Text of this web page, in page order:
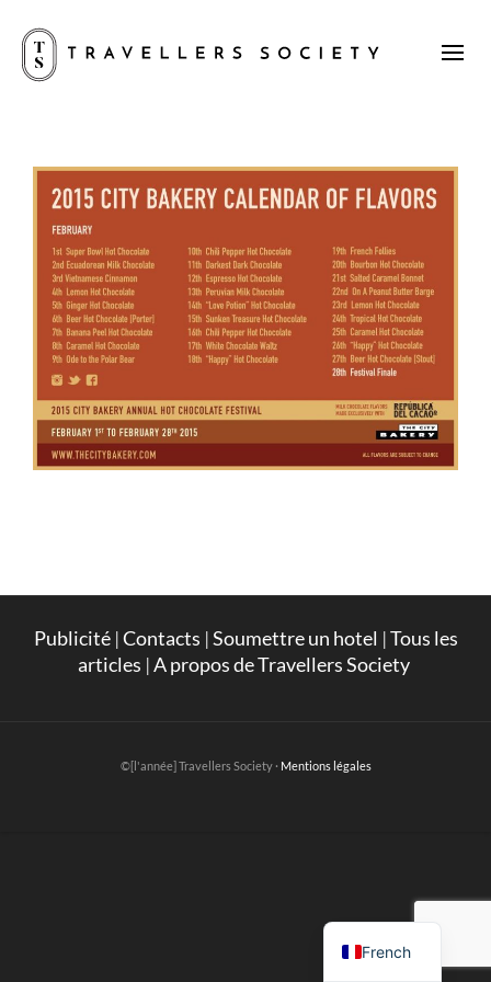
Publicité|Contacts |Soumettre un hotel |Tous les
articles |A propos de Travellers Society
©[l'année] Travellers Society · Mentions légales
French